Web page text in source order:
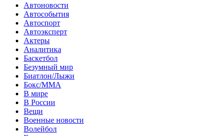
Автоновости
Автособытия
Автоспорт
Автоэксперт
Актеры
Аналитика
Баскетбол
Безумный мир
Биатлон/Лыжи
Бокс/MMA
В мире
В России
Вещи
Военные новости
Волейбол